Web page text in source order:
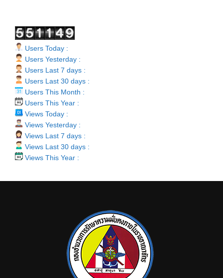
Users Today :
Users Yesterday :
Users Last 7 days :
Users Last 30 days :
Users This Month :
Users This Year :
Views Today :
Views Yesterday :
Views Last 7 days :
Views Last 30 days :
Views This Year :